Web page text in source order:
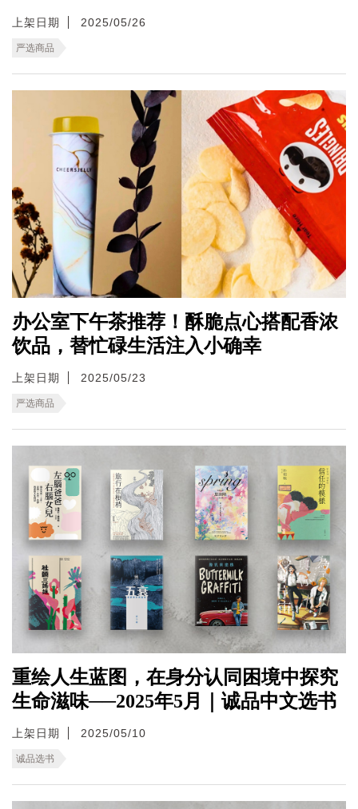
上架日期 2025/05/26
严选商品
办公室下午茶推荐！酥脆点心搭配香浓
饮品，替忙碌生活注入小确幸
上架日期 2025/05/23
严选商品
重绘人生蓝图，在身分认同困境中探究
生命滋味──2025年5月｜诚品中文选书
上架日期 2025/05/10
诚品选书